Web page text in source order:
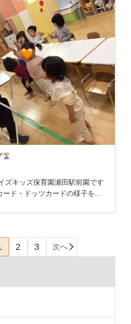
ズキッズ保育園瀬田駅前園です
ド・ドッツカードの様子を...
2 3 次へ